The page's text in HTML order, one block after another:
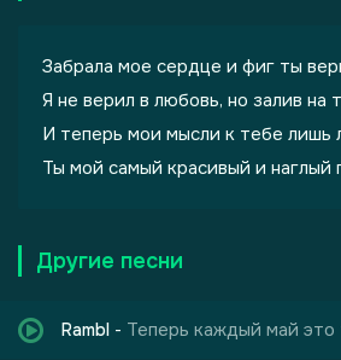
Забрала мое сердце и фиг ты
Я не верил в любовь, но залив на
И теперь мои мысли к тебе лишь
Ты мой самый красивый и наглый
Другие песни
Rambl - Теперь каждый май это